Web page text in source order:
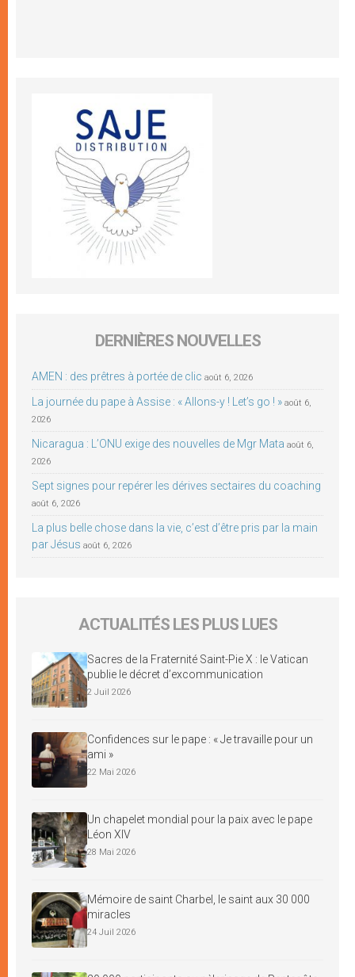
DERNIÈRES NOUVELLES
AMEN : des prêtres à portée de clic août 6, 2026
La journée du pape à Assise : « Allons-y ! Let’s go ! » août 6,
2026
Nicaragua : L’ONU exige des nouvelles de Mgr Mata août 6,
2026
Sept signes pour repérer les dérives sectaires du coaching
août 6, 2026
La plus belle chose dans la vie, c’est d’être pris par la main
par Jésus août 6, 2026
ACTUALITÉS LES PLUS LUES
Sacres de la Fraternité Saint-Pie X : le Vatican
publie le décret d’excommunication
2 Juil 2026
Confidences sur le pape : « Je travaille pour un
ami »
22 Mai 2026
Un chapelet mondial pour la paix avec le pape
Léon XIV
28 Mai 2026
Mémoire de saint Charbel, le saint aux 30 000
miracles
24 Juil 2026